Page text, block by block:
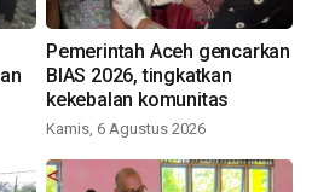
Pemerintah Aceh gencarkan
BIAS 2026, tingkatkan
kekebalan komunitas
Kamis, 6 Agustus 2026